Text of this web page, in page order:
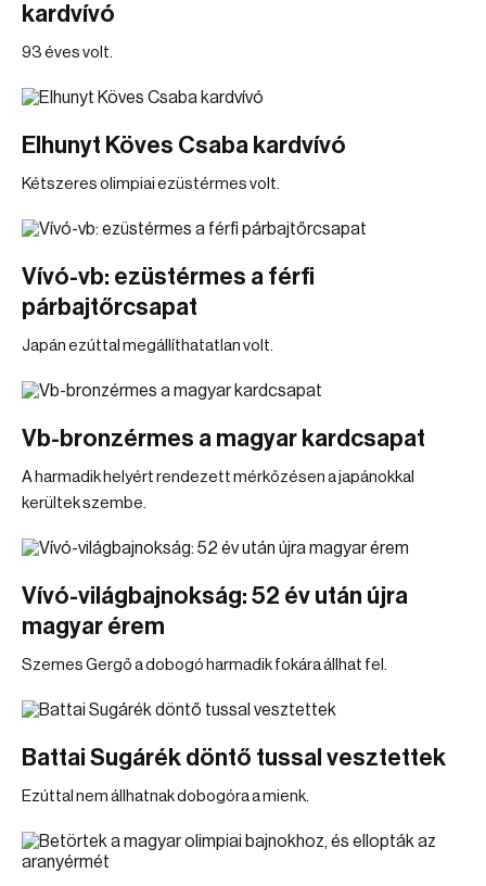
kardvívó
93 éves volt.
Elhunyt Köves Csaba kardvívó
Kétszeres olimpiai ezüstérmes volt.
Vívó-vb: ezüstérmes a férfi
párbajtőrcsapat
Japán ezúttal megállíthatatlan volt.
Vb-bronzérmes a magyar kardcsapat
A harmadik helyért rendezett mérkőzésen a japánokkal
kerültek szembe.
Vívó-világbajnokság: 52 év után újra
magyar érem
Szemes Gergő a dobogó harmadik fokára állhat fel.
Battai Sugárék döntő tussal vesztettek
Ezúttal nem állhatnak dobogóra a mienk.